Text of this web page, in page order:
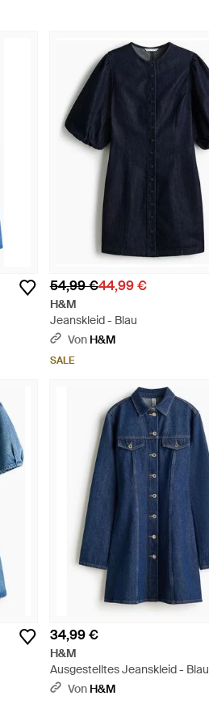
54,99 €44,99 €
H&M
Jeanskleid - Blau
Von H&M
SALE
34,99 €
H&M
Ausgestelltes Jeanskleid - Blau
Von H&M